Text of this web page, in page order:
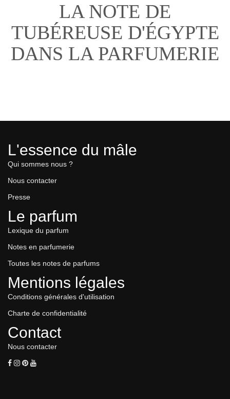
LA NOTE DE
TUBÉREUSE D'ÉGYPTE
DANS LA PARFUMERIE
L'essence du mâle
Qui sommes nous ?
Nous contacter
Presse
Le parfum
Lexique du parfum
Notes en parfumerie
Toutes les notes de parfums
Mentions légales
Conditions générales d'utilisation
Charte de confidentialité
Contact
Nous contacter